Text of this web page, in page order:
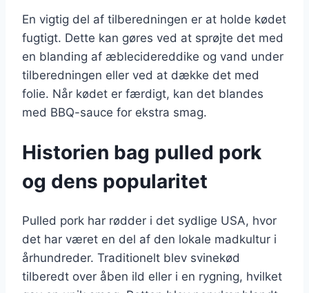
En vigtig del af tilberedningen er at holde kødet
fugtigt. Dette kan gøres ved at sprøjte det med
en blanding af æblecidereddike og vand under
tilberedningen eller ved at dække det med
folie. Når kødet er færdigt, kan det blandes
med BBQ-sauce for ekstra smag.
Historien bag pulled pork
og dens popularitet
Pulled pork har rødder i det sydlige USA, hvor
det har været en del af den lokale madkultur i
århundreder. Traditionelt blev svinekød
tilberedt over åben ild eller i en rygning, hvilket